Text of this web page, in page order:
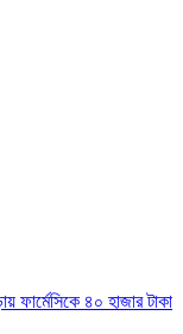
ফার্মেসিকে ৪০ হাজার টাকা